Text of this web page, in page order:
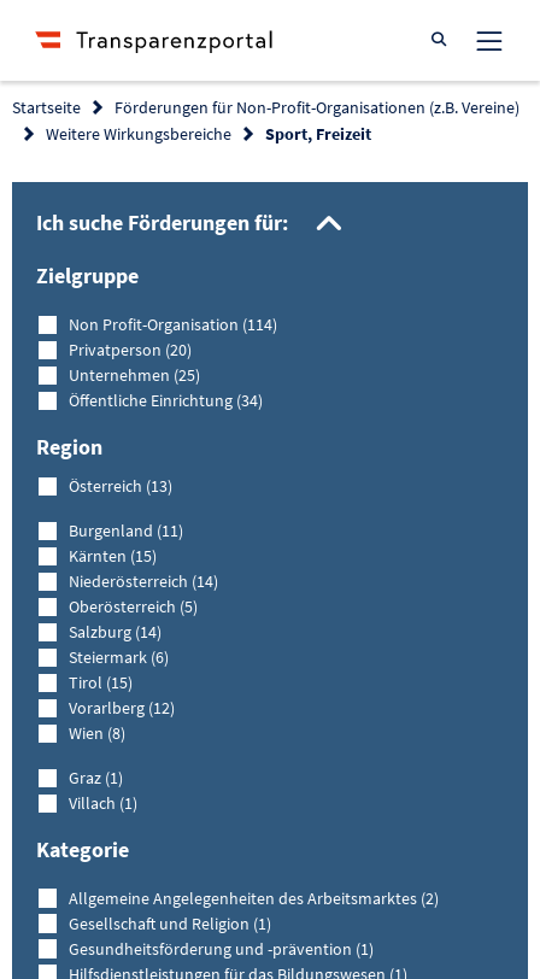
Suche öffnen
Startseite
Förderungen für Non-Profit-Organisationen (z.B. Vereine)
Weitere Wirkungsbereiche
Sport, Freizeit
Ich suche Förderungen für:
Zielgruppe
Non Profit-Organisation (114)
Privatperson (20)
Unternehmen (25)
Öffentliche Einrichtung (34)
Region
Österreich (13)
Burgenland (11)
Kärnten (15)
Niederösterreich (14)
Oberösterreich (5)
Salzburg (14)
Steiermark (6)
Tirol (15)
Vorarlberg (12)
Wien (8)
Graz (1)
Villach (1)
Kategorie
Allgemeine Angelegenheiten des Arbeitsmarktes (2)
Gesellschaft und Religion (1)
Gesundheitsförderung und -prävention (1)
Hilfsdienstleistungen für das Bildungswesen (1)